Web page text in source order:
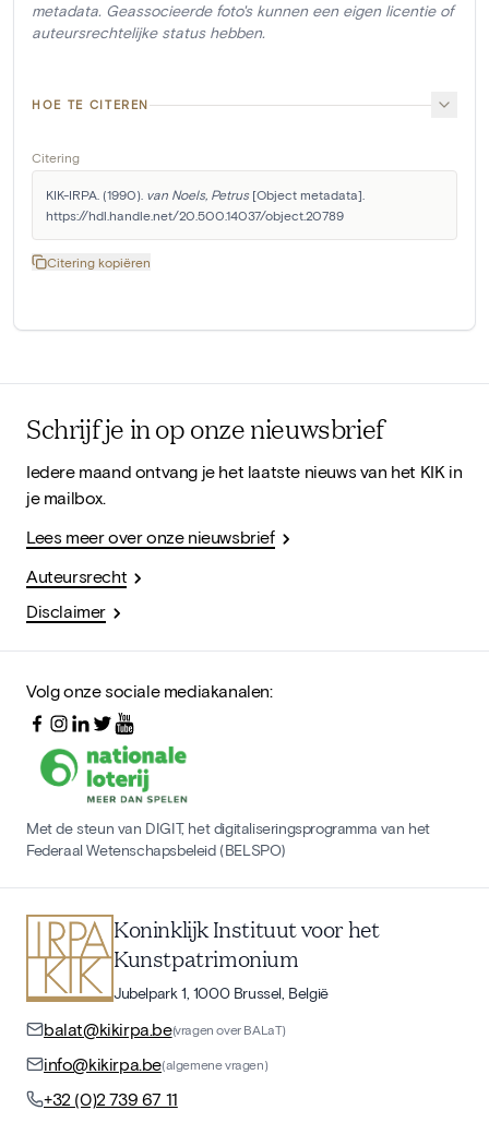
metadata. Geassocieerde foto's kunnen een eigen licentie of
auteursrechtelijke status hebben.
HOE TE CITEREN
Citering
KIK-IRPA. (1990). van Noels, Petrus [Object metadata].
https://hdl.handle.net/20.500.14037/object.20789
Citering kopiëren
Schrijf je in op onze nieuwsbrief
Iedere maand ontvang je het laatste nieuws van het KIK in
je mailbox.
Lees meer over onze nieuwsbrief
Auteursrecht
Disclaimer
Volg onze sociale mediakanalen:
Met de steun van DIGIT, het digitaliseringsprogramma van het
Federaal Wetenschapsbeleid (BELSPO)
Koninklijk Instituut voor het
Kunstpatrimonium
Jubelpark 1, 1000 Brussel, België
balat@kikirpa.be(vragen over BALaT)
info@kikirpa.be(algemene vragen)
+32 (0)2 739 67 11